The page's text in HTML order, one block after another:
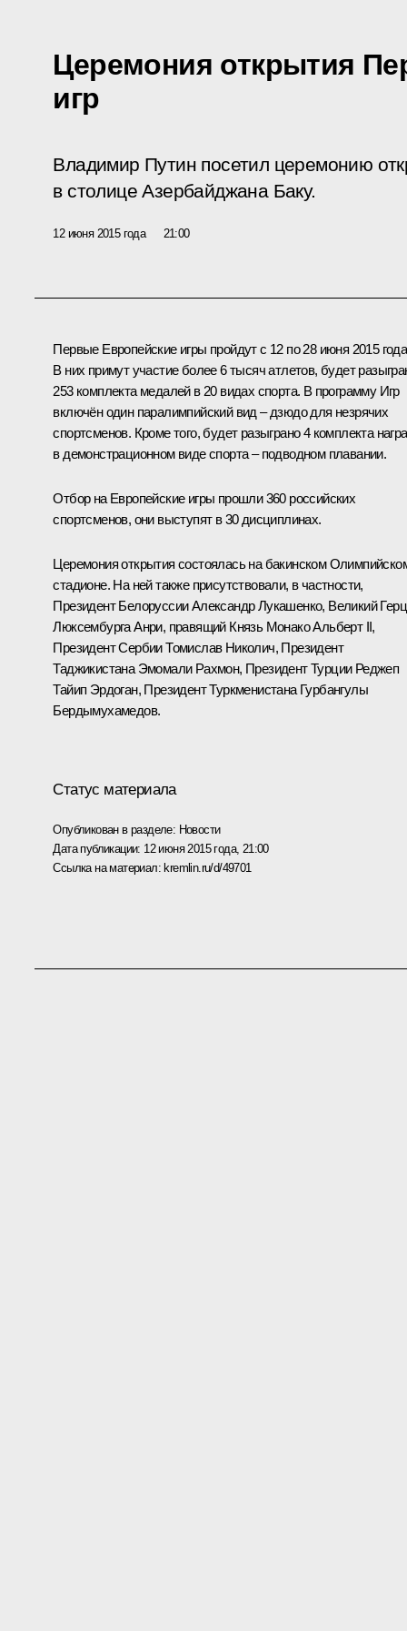
Церемония открытия
игр
Владимир Путин посетил церемонию
в столице Азербайджана Баку.
12 июня 2015 года 21:00
Первые Европейские игры пройдут с 12 по 28 июня 2015
В них примут участие более 6 тысяч атлетов, будет
253 комплекта медалей в 20 видах спорта. В программу Игр
включён один паралимпийский вид – дзюдо для незрячих
спортсменов. Кроме того, будет разыграно 4 комплекта
в демонстрационном виде спорта – подводном плавании.
Отбор на Европейские игры прошли 360 российских
спортсменов, они выступят в 30 дисциплинах.
Церемония открытия состоялась на бакинском
стадионе. На ней также присутствовали, в частности,
Президент БелоруссииАлександр Лукашенко, Великий
Люксембурга Анри, правящий Князь Монако Альберт II,
Президент СербииТомислав Николич, Президент
Таджикистана Эмомали Рахмон, Президент Турции Реджеп
Тайип Эрдоган, Президент Туркменистана Гурбангулы
Бердымухамедов.
Статус материала
Опубликован в разделе: Новости
Дата публикации: 12 июня 2015 года, 21:00
Ссылка на материал: kremlin.ru/d/49701